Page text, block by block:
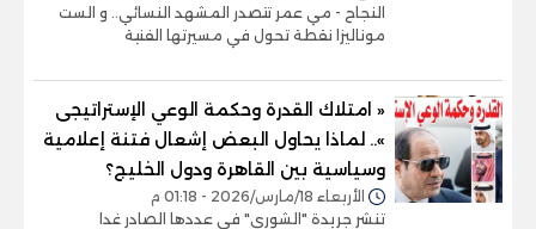
النجاح - مي عمر تتصدر المشهد النسائي.. و الست
موناليزا نقطة تحول في مسيرتها الفنية
« امتلاك القدرة وحكمة الوعي الإستراتيجى
».. لماذا يحاول البعض إشعال فتنة إعلامية
وسياسية بين القاهرة ودول الخليج؟
الأربعاء 18/مارس/2026 - 01:18 م
تنشر جريدة "الشورى" في عددها الصادر غدا